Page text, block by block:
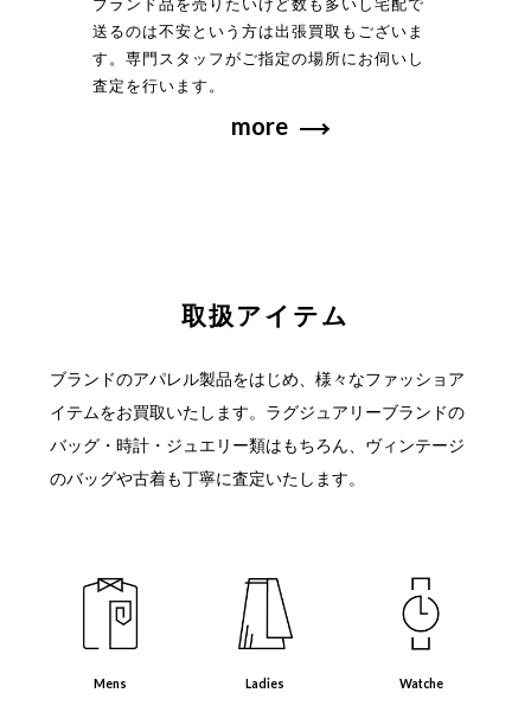
送るのは不安という方は出張買取もございま
す。専門スタッフがご指定の場所にお伺いし
査定を行います。
more
取扱アイテム
ブランドのアパレル製品をはじめ、様々なファッショア
イテムをお買取いたします。 ラグジュアリーブランドの
バッグ・時計・ジュエリー類はもちろん、ヴィンテージ
のバッグや古着も丁寧に査定いたします。
Mens Ladies Watche